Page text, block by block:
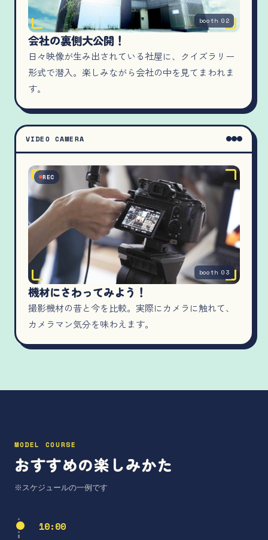
booth 02
会社の裏側大公開！
日々映像が生み出されている社屋に、クイズラリー
形式で潜入。楽しみながら会社の中を見てまわれま
す。
VIDEO CAMERA
REC
booth 03
機材にさわってみよう！
撮影機材の昔と今を比較。実際にカメラに触れて、
カメラマン気分を味わえます。
MODEL COURSE
おすすめの楽しみかた
※スケジュールの一例です
10:00